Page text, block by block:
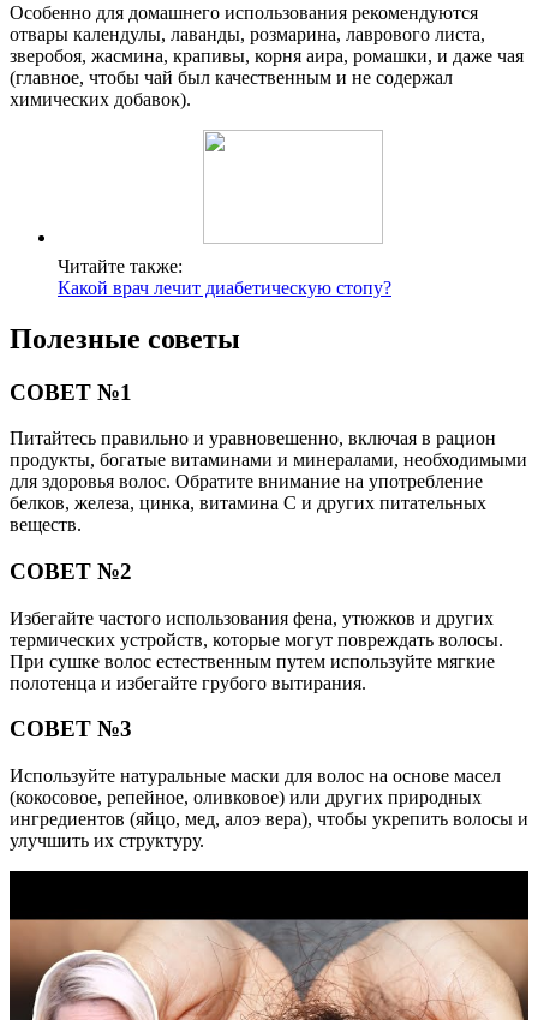
Особенно для домашнего использования рекомендуются
отвары календулы, лаванды, розмарина, лаврового листа,
зверобоя, жасмина, крапивы, корня аира, ромашки, и даже чая
(главное, чтобы чай был качественным и не содержал
химических добавок).
Читайте также:
Какой врач лечит диабетическую стопу?
Полезные советы
СОВЕТ №1
Питайтесь правильно и уравновешенно, включая в рацион
продукты, богатые витаминами и минералами, необходимыми
для здоровья волос. Обратите внимание на употребление
белков, железа, цинка, витамина С и других питательных
веществ.
СОВЕТ №2
Избегайте частого использования фена, утюжков и других
термических устройств, которые могут повреждать волосы.
При сушке волос естественным путем используйте мягкие
полотенца и избегайте грубого вытирания.
СОВЕТ №3
Используйте натуральные маски для волос на основе масел
(кокосовое, репейное, оливковое) или других природных
ингредиентов (яйцо, мед, алоэ вера), чтобы укрепить волосы и
улучшить их структуру.